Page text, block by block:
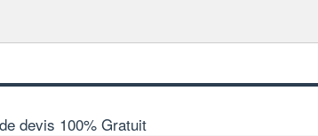
devis 100% Gratuit